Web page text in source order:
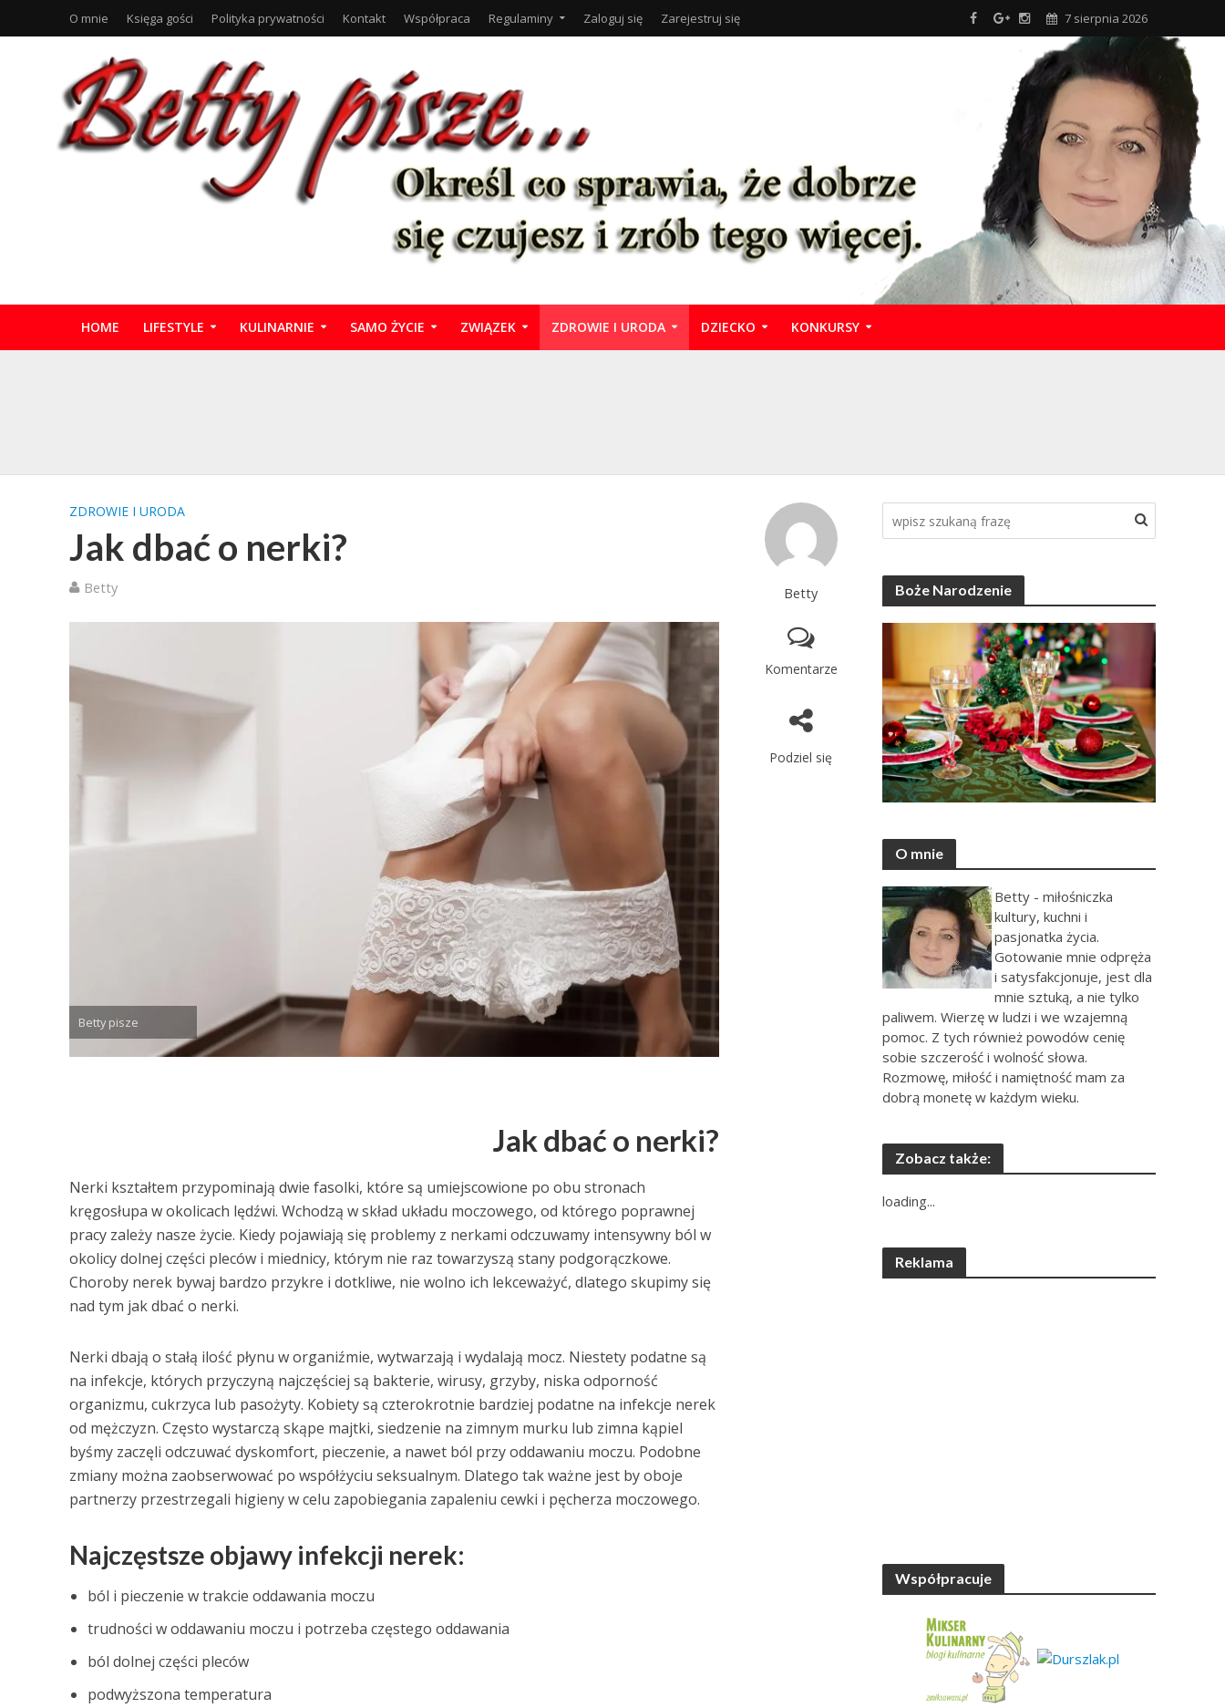
O mnie Księga gości Polityka prywatności Kontakt Współpraca Regulaminy Zaloguj się Zarejestruj się 7 sierpnia 2026
HOME LIFESTYLE KULINARNIE SAMO ŻYCIE ZWIĄZEK ZDROWIE I URODA DZIECKO KONKURSY
Betty
Komentarze
Podziel się
ZDROWIE I URODA
Jak dbać o nerki?
Betty
Betty pisze
Jak dbać o nerki?
Nerki kształtem przypominają dwie fasolki, które są umiejscowione po obu stronach
kręgosłupa w okolicach lędźwi. Wchodzą w skład układu moczowego, od którego poprawnej
pracy zależy nasze życie. Kiedy pojawiają się problemy z nerkami odczuwamy intensywny ból w
okolicy dolnej części pleców i miednicy, którym nie raz towarzyszą stany podgorączkowe.
Choroby nerek bywaj bardzo przykre i dotkliwe, nie wolno ich lekceważyć, dlatego skupimy się
nad tym jak dbać o nerki.
Nerki dbają o stałą ilość płynu w organiźmie, wytwarzają i wydalają mocz. Niestety podatne są
na infekcje, których przyczyną najczęściej są bakterie, wirusy, grzyby, niska odporność
organizmu, cukrzyca lub pasożyty. Kobiety są czterokrotnie bardziej podatne na infekcje nerek
od mężczyzn. Często wystarczą skąpe majtki, siedzenie na zimnym murku lub zimna kąpiel
byśmy zaczęli odczuwać dyskomfort, pieczenie, a nawet ból przy oddawaniu moczu. Podobne
zmiany można zaobserwować po współżyciu seksualnym. Dlatego tak ważne jest by oboje
partnerzy przestrzegali higieny w celu zapobiegania zapaleniu cewki i pęcherza moczowego.
Najczęstsze objawy infekcji nerek:
ból i pieczenie w trakcie oddawania moczu
trudności w oddawaniu moczu i potrzeba częstego oddawania
ból dolnej części pleców
podwyższona temperatura
Boże Narodzenie
O mnie
Betty - miłośniczka
kultury, kuchni i
pasjonatka życia.
Gotowanie mnie odpręża
i satysfakcjonuje, jest dla
mnie sztuką, a nie tylko
paliwem. Wierzę w ludzi i we wzajemną
pomoc. Z tych również powodów cenię
sobie szczerość i wolność słowa.
Rozmowę, miłość i namiętność mam za
dobrą monetę w każdym wieku.
Zobacz także:
loading...
Reklama
Współpracuje